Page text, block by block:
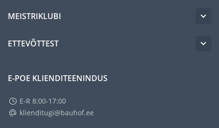
MEISTRIKLUBI
ETTEVÕTTEST
E-POE KLIENDITEENINDUS
E-R 8:00-17:00
klienditugi@bauhof.ee